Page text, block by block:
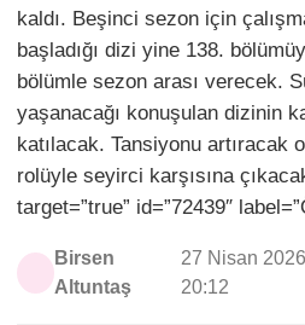
kaldı. Beşinci sezon için
başladığı dizi yine 138.
bölümle sezon arası verecek.
yaşanacağı konuşulan dizinin
katılacak. Tansiyonu artıracak
rolüyle seyirci karşısına
target=”true” id=”72439″
Birsen
Altuntaş
27 Nisan
20:12